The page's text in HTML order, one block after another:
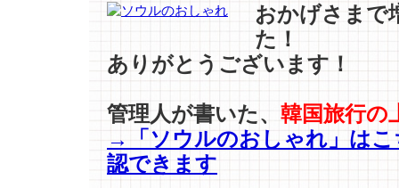
ク】
ン
おかげさまで
た！
ありがとうございます！
管理人が書いた、 韓国旅行の
→「ソウルのおしゃれ」はこ
認できます